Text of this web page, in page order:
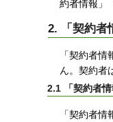
約者情報」
2. 「契約者
「契約者
ん。契約者
2.1 「契約者
「契約者